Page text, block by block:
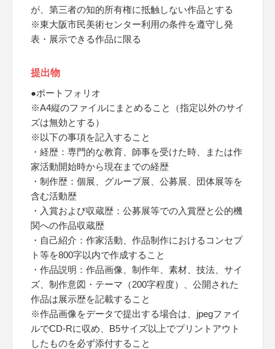
が、第三者の知的所有権に抵触しない作品とする
※東大阪市民美術センター利用の条件を遵守し発
表・展示できる作品に限る
提出物
●ポートフォリオ
※A4縦のファイルにまとめること（指定以外のサイ
ズは無効とする）
※以下の事項を記入すること
・経歴：専門的な教育、師事を受けた時、または作
家活動開始時から現在までの経歴
・制作歴：個展、グループ展、公募展、団体展等を
含む活動歴
・入賞および収蔵歴：公募展等での入賞歴と公的機
関への作品収蔵歴
・自己紹介：作家活動、作品制作におけるコンセプ
ト等を800字以内で作成すること
・作品説明：作品画像、制作年、素材、技法、サイ
ズ、制作意図・テーマ（200字程度）、公開された
作品は展示歴を記載すること
※作品画像をデータで提出する場合は、jpegファイ
ルでCD-Rに収め、B5サイズ以上でプリントアウト
したものを必ず添付すること